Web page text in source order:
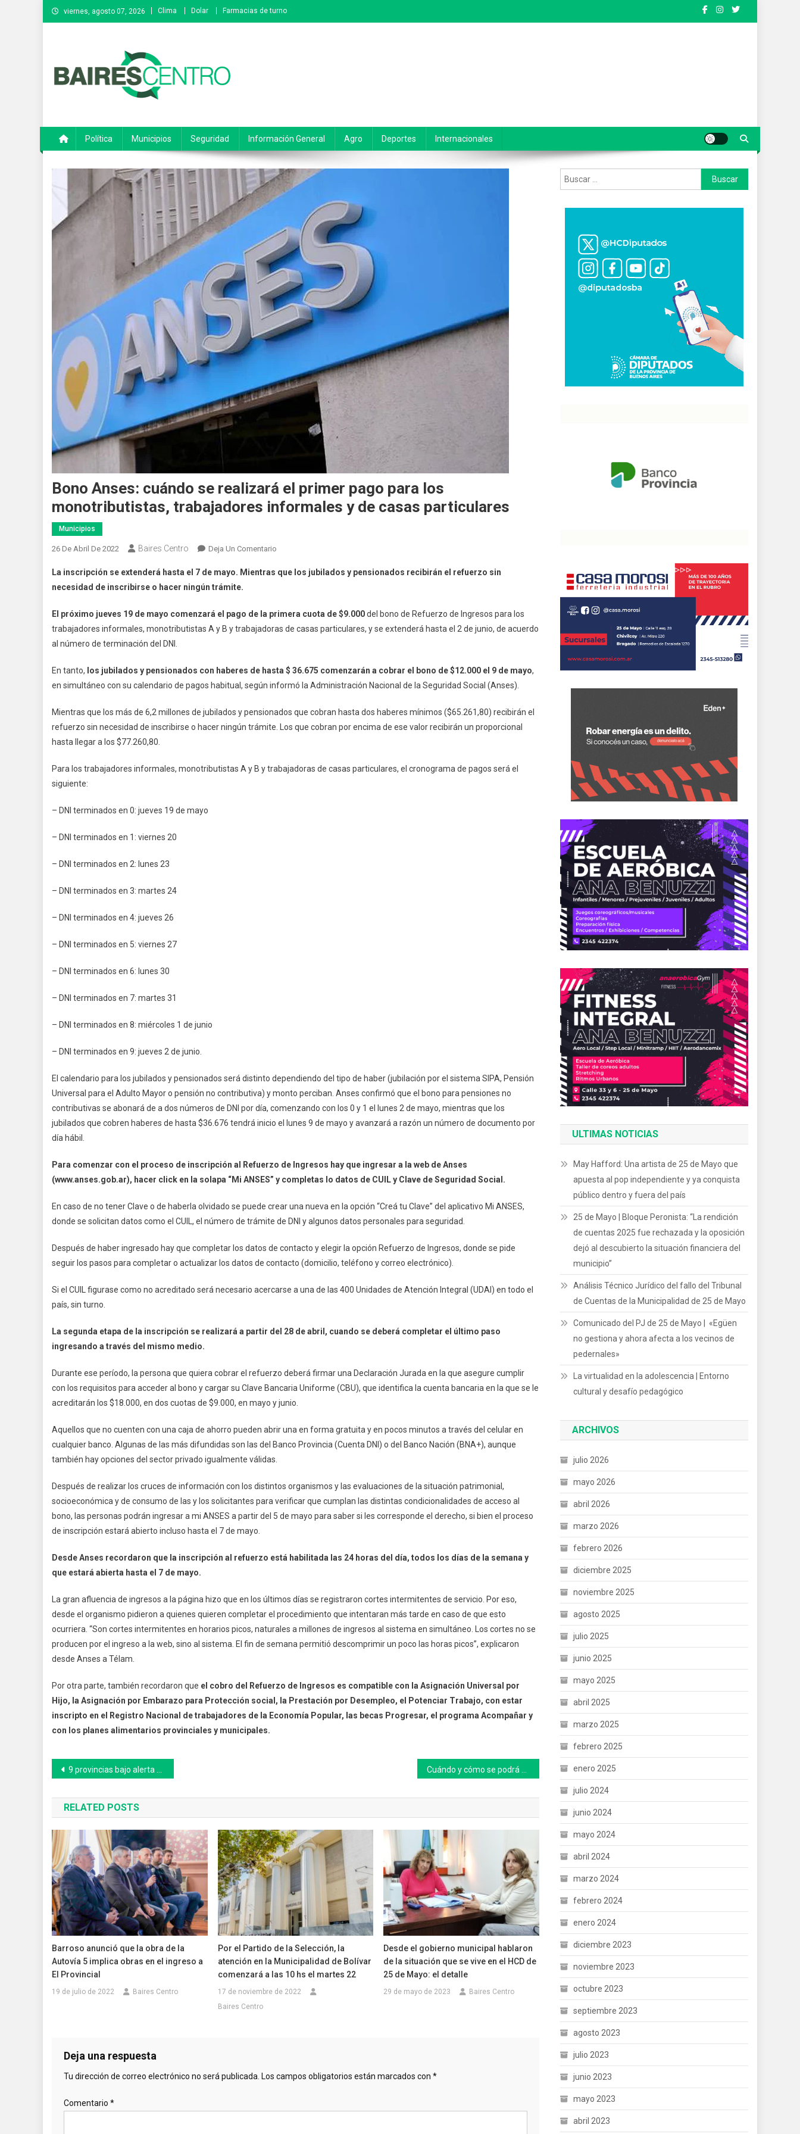
Saltar
al
viernes, agosto 07, 2026 Clima Dolar Farmacias de turno
Política Municipios Seguridad Información General Agro Deportes Internacionales
Bono Anses: cuándo se realizará el primer pago para los
monotributistas, trabajadores informales y de casas particulares
Municipios
26 De Abril De 2022 Baires Centro Deja Un Comentario
Anses:
Realizará
El
Para
Los
Trabajadores
Informales
Casas
La inscripción se extenderá hasta el 7 de mayo. Mientras que los jubilados y pensionados recibirán el refuerzo sin
necesidad de inscribirse o hacer ningún trámite.
El próximo jueves 19 de mayo comenzará el pago de la primera cuota de $9.000del bono de Refuerzo de Ingresos para los
trabajadores informales, monotributistas A y B y trabajadoras de casas particulares, y se extenderá hasta el 2 de junio, de acuerdo
al número de terminación del DNI.
En tanto, los jubilados y pensionados con haberes de hasta $ 36.675 comenzarán a cobrar el bono de $12.000 el 9 de mayo,
en simultáneo con su calendario de pagos habitual, según informó la Administración Nacional de la Seguridad Social (Anses).
Mientras que los más de 6,2 millones de jubilados y pensionados que cobran hasta dos haberes mínimos ($65.261,80) recibirán el
refuerzo sin necesidad de inscribirse o hacer ningún trámite. Los que cobran por encima de ese valor recibirán un proporcional
hasta llegar a los $77.260,80.
Para los trabajadores informales, monotributistas A y B y trabajadoras de casas particulares, el cronograma de pagos será el
siguiente:
– DNI terminados en 0: jueves 19 de mayo
– DNI terminados en 1: viernes 20
– DNI terminados en 2: lunes 23
– DNI terminados en 3: martes 24
– DNI terminados en 4: jueves 26
– DNI terminados en 5: viernes 27
– DNI terminados en 6: lunes 30
– DNI terminados en 7: martes 31
– DNI terminados en 8: miércoles 1 de junio
– DNI terminados en 9: jueves 2 de junio.
El calendario para los jubilados y pensionados será distinto dependiendo del tipo de haber (jubilación por el sistema SIPA, Pensión
Universal para el Adulto Mayor o pensión no contributiva) y monto perciban. Anses confirmó que el bono para pensiones no
contributivas se abonará de a dos números de DNI por día, comenzando con los 0 y 1 el lunes 2 de mayo, mientras que los
jubilados que cobren haberes de hasta $36.676 tendrá inicio el lunes 9 de mayo y avanzará a razón un número de documento por
día hábil.
Para comenzar con el proceso de inscripción al Refuerzo de Ingresos hay que ingresar a la web de Anses
(www.anses.gob.ar), hacer click en la solapa “Mi ANSES” y completas lo datos de CUIL y Clave de Seguridad Social.
En caso de no tener Clave o de haberla olvidado se puede crear una nueva en la opción “Creá tu Clave” del aplicativo Mi ANSES,
donde se solicitan datos como el CUIL, el número de trámite de DNI y algunos datos personales para seguridad.
Después de haber ingresado hay que completar los datos de contacto y elegir la opción Refuerzo de Ingresos, donde se pide
seguir los pasos para completar o actualizar los datos de contacto (domicilio, teléfono y correo electrónico).
Si el CUIL figurase como no acreditado será necesario acercarse a una de las 400 Unidades de Atención Integral (UDAI) en todo el
país, sin turno.
La segunda etapa de la inscripción se realizará a partir del 28 de abril, cuando se deberá completar el último paso
ingresando a través del mismo medio.
Durante ese período, la persona que quiera cobrar el refuerzo deberá firmar una Declaración Jurada en la que asegure cumplir
con los requisitos para acceder al bono y cargar su Clave Bancaria Uniforme (CBU), que identifica la cuenta bancaria en la que se le
acreditarán los $18.000, en dos cuotas de $9.000, en mayo y junio.
Aquellos que no cuenten con una caja de ahorro pueden abrir una en forma gratuita y en pocos minutos a través del celular en
cualquier banco. Algunas de las más difundidas son las del Banco Provincia (Cuenta DNI) o del Banco Nación (BNA+), aunque
también hay opciones del sector privado igualmente válidas.
Después de realizar los cruces de información con los distintos organismos y las evaluaciones de la situación patrimonial,
socioeconómica y de consumo de las y los solicitantes para verificar que cumplan las distintas condicionalidades de acceso al
bono, las personas podrán ingresar a mi ANSES a partir del 5 de mayo para saber si les corresponde el derecho, si bien el proceso
de inscripción estará abierto incluso hasta el 7 de mayo.
Desde Anses recordaron que la inscripción al refuerzo está habilitada las 24 horas del día, todos los días de la semana y
que estará abierta hasta el 7 de mayo.
La gran afluencia de ingresos a la página hizo que en los últimos días se registraron cortes intermitentes de servicio. Por eso,
desde el organismo pidieron a quienes quieren completar el procedimiento que intentaran más tarde en caso de que esto
ocurriera. “Son cortes intermitentes en horarios picos, naturales a millones de ingresos al sistema en simultáneo. Los cortes no se
producen por el ingreso a la web, sino al sistema. El fin de semana permitió descomprimir un poco las horas picos”, explicaron
desde Anses a Télam.
Por otra parte, también recordaron que el cobro del Refuerzo de Ingresos es compatible con la Asignación Universal por
Hijo, la Asignación por Embarazo para Protección social, la Prestación por Desempleo, el Potenciar Trabajo, con estar
inscripto en el Registro Nacional de trabajadores de la Economía Popular, las becas Progresar, el programa Acompañar y
con los planes alimentarios provinciales y municipales.
Navegación
de
entradas
9 provincias bajo alerta meteorológica por tormentas, nevadas y vientos intensos
RELATED POSTS
Barroso anunció que la obra de la
Autovía 5 implica obras en el ingreso a
El Provincial
19 de julio de 2022 Baires Centro
Por el Partido de la Selección, la
atención en la Municipalidad de Bolívar
comenzará a las 10 hs el martes 22
17 de noviembre de 2022
Baires Centro
Desde el gobierno municipal hablaron
de la situación que se vive en el HCD de
25 de Mayo: el detalle
29 de mayo de 2023 Baires Centro
Deja una respuesta
Tu dirección de correo electrónico no será publicada. Los campos obligatorios están marcados con *
Comentario *
Buscar:
ULTIMAS NOTICIAS
May Hafford: Una artista de 25 de Mayo que
apuesta al pop independiente y ya conquista
público dentro y fuera del país
25 de Mayo | Bloque Peronista: “La rendición
de cuentas 2025 fue rechazada y la oposición
dejó al descubierto la situación financiera del
municipio”
Análisis Técnico Jurídico del fallo del Tribunal
de Cuentas de la Municipalidad de 25 de Mayo
Comunicado del PJ de 25 de Mayo | «Egüen
no gestiona y ahora afecta a los vecinos de
pedernales»
La virtualidad en la adolescencia | Entorno
cultural y desafío pedagógico
ARCHIVOS
julio 2026
mayo 2026
abril 2026
marzo 2026
febrero 2026
diciembre 2025
noviembre 2025
agosto 2025
julio 2025
junio 2025
mayo 2025
abril 2025
marzo 2025
febrero 2025
enero 2025
julio 2024
junio 2024
mayo 2024
abril 2024
marzo 2024
febrero 2024
enero 2024
diciembre 2023
noviembre 2023
octubre 2023
septiembre 2023
agosto 2023
julio 2023
junio 2023
mayo 2023
abril 2023